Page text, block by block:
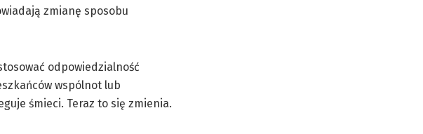
zmianę sposobu
odpowiedzialność
wspólnot lub
śmieci. Teraz to się zmienia.